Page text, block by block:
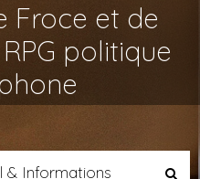
Froce et de
politique
& Informations